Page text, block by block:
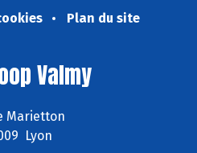
Plan du site
Valmy
Marietton
Lyon